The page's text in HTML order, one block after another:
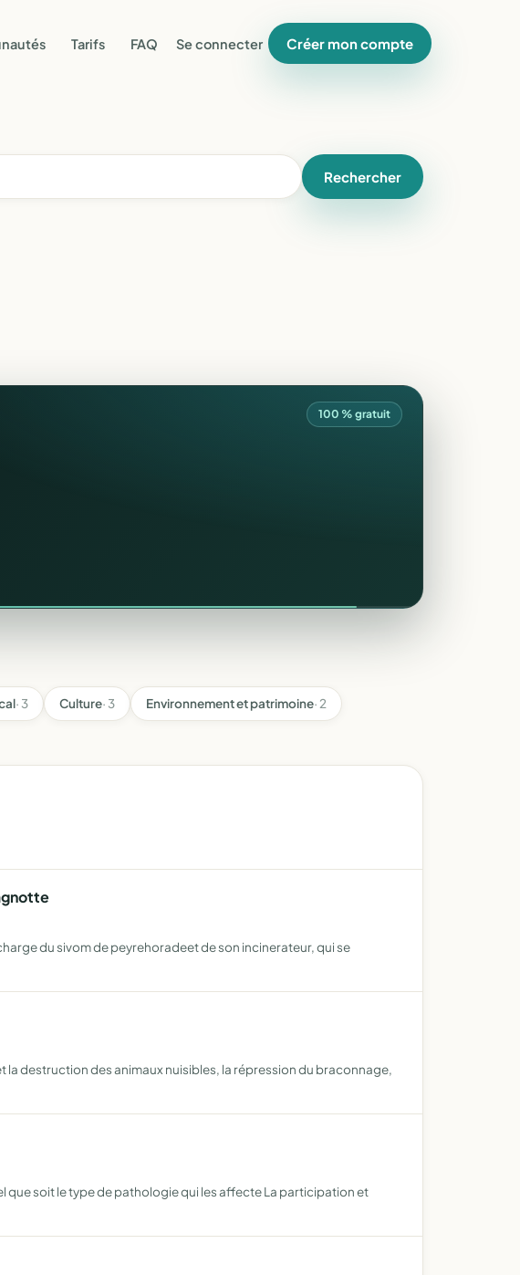
Tarifs FAQ Se connecter Créer mon compte
Rechercher
100 % gratuit
· 3 Culture· 3 Environnement et patrimoine· 2
du sivom de peyrehoradeet de son incinerateur, qui se
destruction des animaux nuisibles, la répression du braconnage,
que soit le type de pathologie qui les affecte La participation et